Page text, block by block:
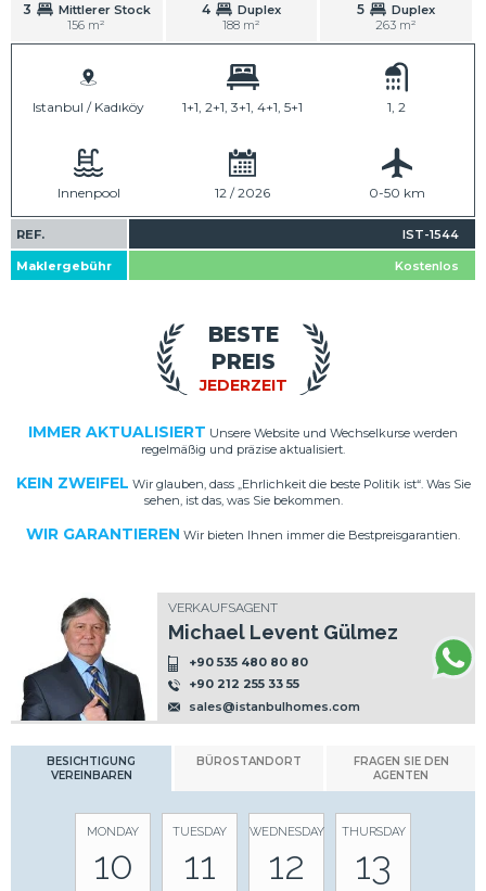
3
Mittlerer Stock
156 m²
4
Duplex
188 m²
5
Duplex
263 m²
Istanbul / Kadıköy 1+1, 2+1, 3+1, 4+1, 5+1 1, 2
Innenpool 12 / 2026 0-50 km
REF. IST-1544
Maklergebühr Kostenlos
JEDERZEIT
BESTE
PREIS
IMMER AKTUALISIERT Unsere Website und Wechselkurse werden
regelmäßig und präzise aktualisiert.
KEIN ZWEIFEL Wir glauben, dass „Ehrlichkeit die beste Politik ist“. Was Sie
sehen, ist das, was Sie bekommen.
WIR GARANTIEREN Wir bieten Ihnen immer die Bestpreisgarantien.
VERKAUFSAGENT
Michael Levent Gülmez
+90 535 480 80 80
+90 212 255 33 55
sales@istanbulhomes.com
BESICHTIGUNG
VEREINBAREN
BÜROSTANDORT
FRAGEN SIE DEN
AGENTEN
MONDAY
10
TUESDAY
11
WEDNESDAY
12
THURSDAY
13